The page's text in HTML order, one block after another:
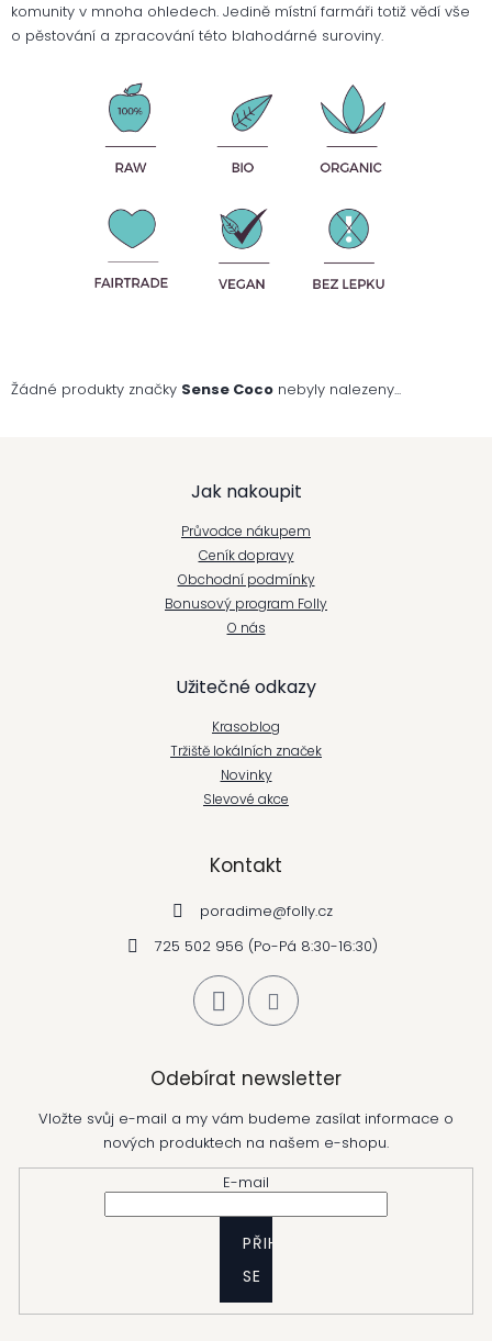
komunity v mnoha ohledech. Jedině místní farmáři totiž vědí vše
o pěstování a zpracování této blahodárné suroviny.
Žádné produkty značky Sense Coco nebyly nalezeny...
Jak nakoupit
Průvodce nákupem
Ceník dopravy
Obchodní podmínky
Bonusový program Folly
O nás
Užitečné odkazy
Krasoblog
Tržiště lokálních značek
Novinky
Slevové akce
Kontakt
poradime@folly.cz
725 502 956 (Po-Pá 8:30-16:30)
Odebírat newsletter
Vložte svůj e-mail a my vám budeme zasílat informace o
nových produktech na našem e-shopu.
E-mail
PŘIHLÁSIT
SE